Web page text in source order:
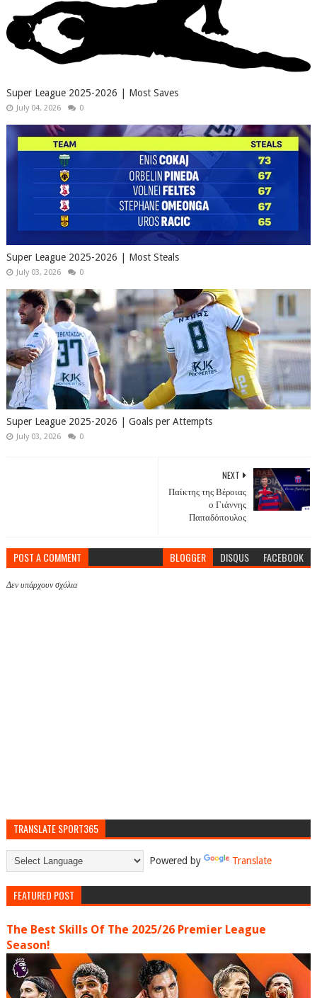
Super League 2025-2026 | Most Saves
July 04, 2026 0
Super League 2025-2026 | Most Steals
July 03, 2026 0
Super League 2025-2026 | Goals per Attempts
July 03, 2026 0
NEXT
Παίκτης της Βέροιας
ο Γιάννης
Παπαδόπουλος
POST A COMMENT BLOGGER DISQUS FACEBOOK
Δεν υπάρχουν σχόλια
TRANSLATE SPORT365
Powered by Translate
FEATURED POST
The Best Skills Of The 2025/26 Premier League
Season!